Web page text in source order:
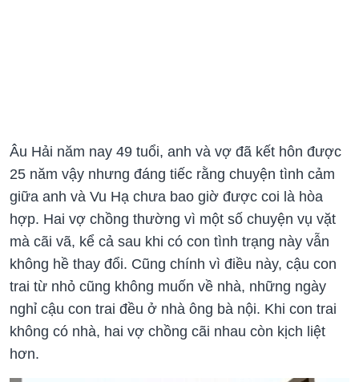
Âu Hải năm nay 49 tuổi, anh và vợ đã kết hôn được
25 năm vậy nhưng đáng tiếc rằng chuyện tình cảm
giữa anh và Vu Hạ chưa bao giờ được coi là hòa
hợp. Hai vợ chồng thường vì một số chuyện vụ vặt
mà cãi vã, kể cả sau khi có con tình trạng này vẫn
không hề thay đổi. Cũng chính vì điều này, cậu con
trai từ nhỏ cũng không muốn về nhà, những ngày
nghỉ cậu con trai đều ở nhà ông bà nội. Khi con trai
không có nhà, hai vợ chồng cãi nhau còn kịch liệt
hơn.